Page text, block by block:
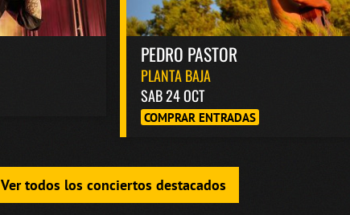
PEDRO PASTOR
PLANTA BAJA
SAB 24 OCT
COMPRAR ENTRADAS
Ver todos los conciertos destacados